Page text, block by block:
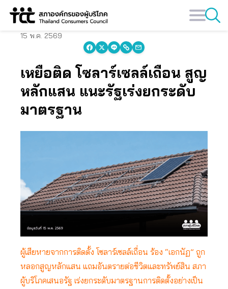
Skip
15 พ.ค. 2569
เหยื่อติด โซลาร์เซลล์เถื่อน สูญ
หลักแสน แนะรัฐเร่งยกระดับ
มาตรฐาน
ผู้เสียหายจากการติดตั้ง โซลาร์เซลล์เถื่อน ร้อง “เอกนัฏ” ถูก
หลอกสูญหลักแสน แถมอันตรายต่อชีวิตและทรัพย์สิน สภา
ผู้บริโภคเสนอรัฐ เร่งยกระดับมาตรฐานการติดตั้งอย่างเป็น